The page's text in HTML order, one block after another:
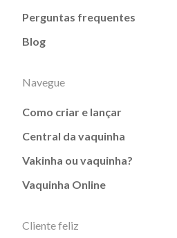
Perguntas frequentes
Blog
Navegue
Como criar e lançar
Central da vaquinha
Vakinha ou vaquinha?
Vaquinha Online
Cliente feliz